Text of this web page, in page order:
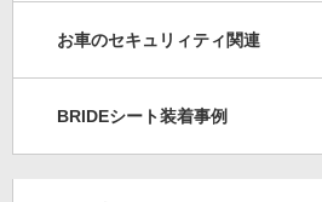
お車のセキュリィティ関連
BRIDEシート装着事例